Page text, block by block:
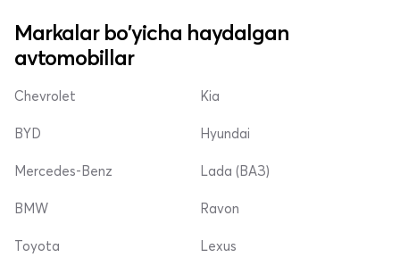
Markalar bo'yicha haydalgan
avtomobillar
Chevrolet
BYD
Mercedes-Benz
Kia
Hyundai
Lada (ВАЗ)
BMW
Toyota
Ravon
Lexus